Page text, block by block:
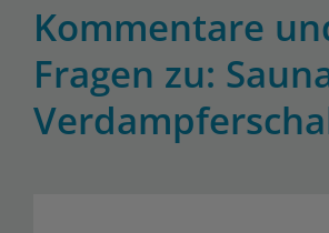
Kommentare
Fragen zu: